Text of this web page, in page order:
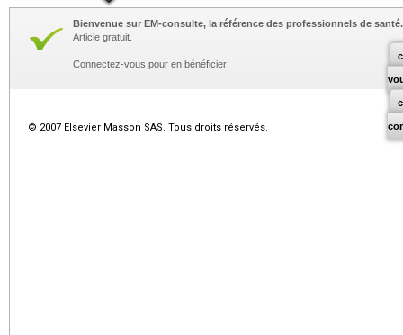
Bienvenue sur EM-consulte, la référence des professionnels de santé.
Article gratuit.
Connectez-vous pour en bénéficier!
© 2007 Elsevier Masson SAS. Tous droits réservés.